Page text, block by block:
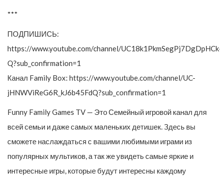
***
ПОДПИШИСЬ:
https://www.youtube.com/channel/
Q?sub_confirmation=1
Канал Family Box: https://www.youtube.com/channel/UC-
jHNWViReG6R_kJ6b45FdQ?sub_confirmation=1
Funny Family Games TV — Это Семейный игровой канал для
всей семьи и даже самых маленьких детишек. Здесь вы
сможете наслаждаться с вашими любимыми играми из
популярных мультиков, а так же увидеть самые яркие и
интересные игры, которые будут интересны каждому